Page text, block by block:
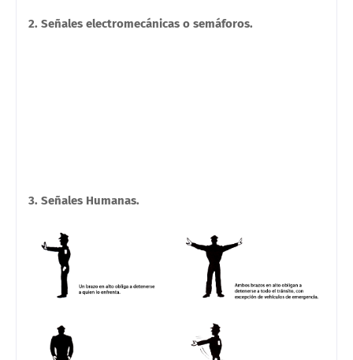
2. Señales electromecánicas o semáforos.
3. Señales Humanas.